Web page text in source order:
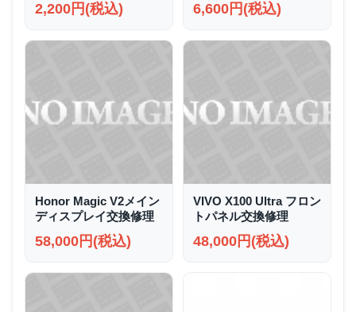
2,200円(税込) 6,600円(税込)
Honor Magic V2メイン
ディスプレイ交換修理
58,000円(税込)
VIVO X100 Ultra フロン
トパネル交換修理
48,000円(税込)